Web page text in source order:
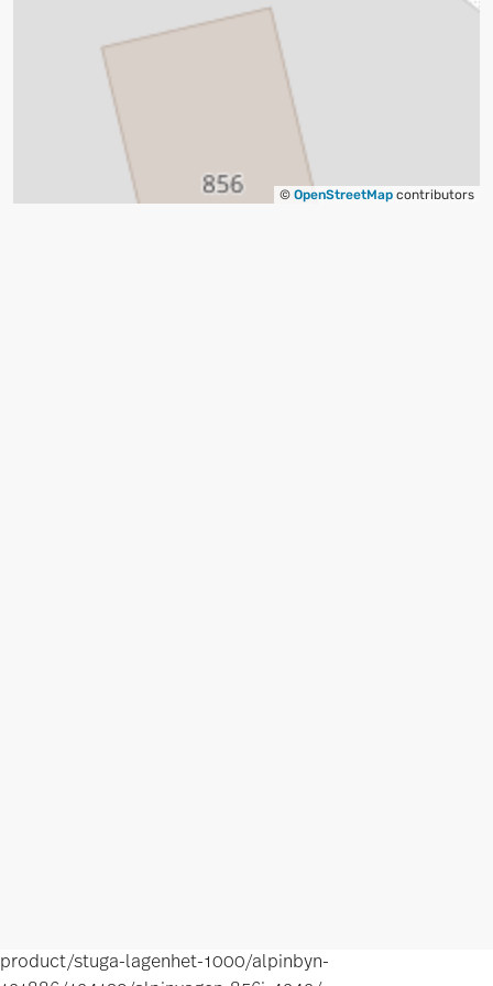
© OpenStreetMap contributors
product/stuga-lagenhet-1000/alpinbyn-